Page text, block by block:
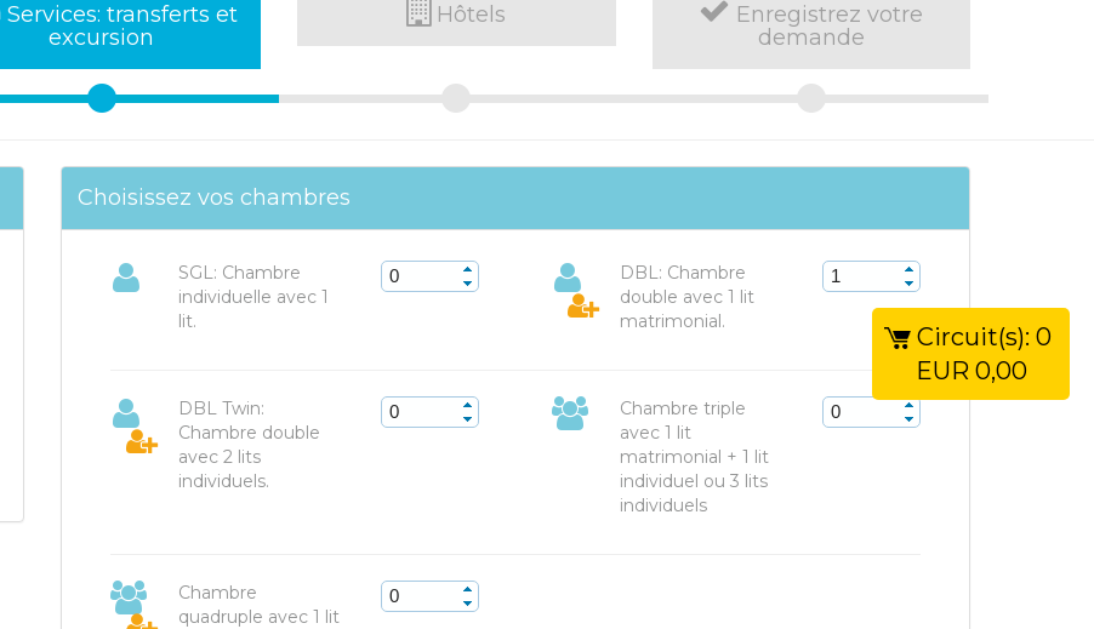
Services: transferts et
excursion
Hôtels
Enregistrez votre
demande
Choisissez vos chambres
SGL: Chambre
individuelle avec 1
lit.
DBL: Chambre
double avec 1 lit
matrimonial.
DBL Twin:
Chambre double
avec 2 lits
individuels.
Chambre triple
avec 1 lit
matrimonial + 1 lit
individuel ou 3 lits
individuels
Chambre
quadruple avec 1 lit
Circuit(s): 0
EUR 0,00